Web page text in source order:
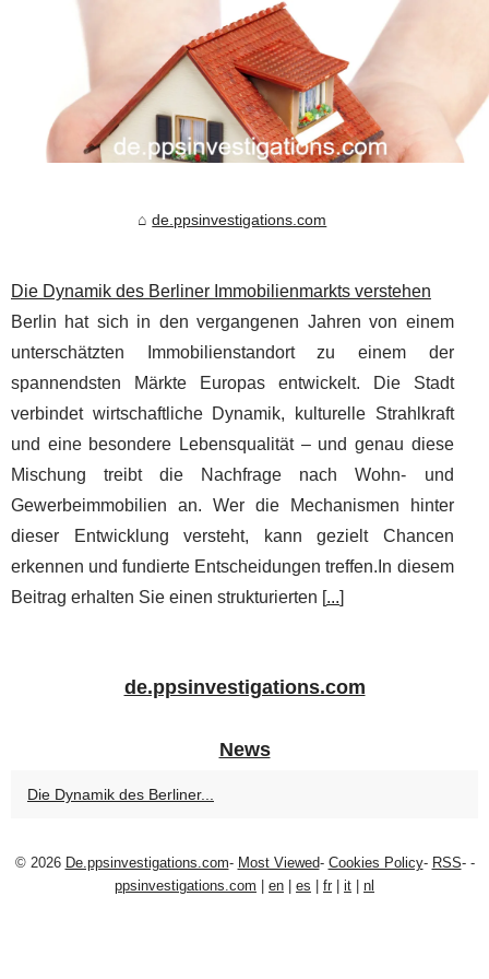
de.ppsinvestigations.com
Die Dynamik des Berliner Immobilienmarkts verstehen
Berlin hat sich in den vergangenen Jahren von einem
unterschätzten Immobilienstandort zu einem der
spannendsten Märkte Europas entwickelt. Die Stadt
verbindet wirtschaftliche Dynamik, kulturelle Strahlkraft
und eine besondere Lebensqualität – und genau diese
Mischung treibt die Nachfrage nach Wohn- und
Gewerbeimmobilien an. Wer die Mechanismen hinter
dieser Entwicklung versteht, kann gezielt Chancen
erkennen und fundierte Entscheidungen treffen.In diesem
Beitrag erhalten Sie einen strukturierten [...]
de.ppsinvestigations.com
News
Die Dynamik des Berliner...
© 2026 De.ppsinvestigations.com- Most Viewed- Cookies Policy- RSS- -
ppsinvestigations.com
en es fr it nl